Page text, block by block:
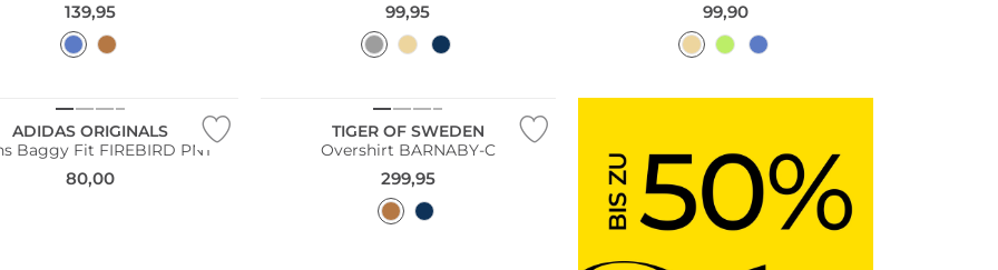
139,95 99,95 99,90
ADIDAS ORIGINALS
Baggy Fit FIREBIRD PNT
80,00
TIGER OF SWEDEN
Overshirt BARNABY-C
299,95